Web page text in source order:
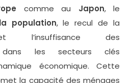
comme au Japon, le
population, le recul de la
des
les secteurs clés
économique. Cette
la capacité des ménages